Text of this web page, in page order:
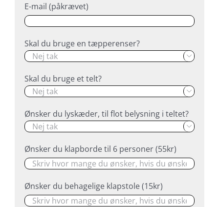
E-mail (påkrævet)
Skal du bruge en tæpperenser?

Skal du bruge et telt?

Ønsker du lyskæder, til flot belysning i teltet?

Ønsker du klapborde til 6 personer (55kr)
Ønsker du behagelige klapstole (15kr)